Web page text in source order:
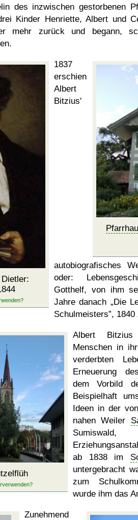
des inzwischen gestorbenen
Kinder Henriette, Albert und
mehr zurück und begann,
1837
erschien
Albert
Bitzius'
autobiografisches
oder:
Gotthelf, von ihm
Jahre danach
Die
Schulmeisters , 1840
Albert
Menschen in
verderbten
Erneuerung
dem Vorbild
Beispielhaft
Ideen in der
nahen Weiler
ab 1838 im
untergebracht
zum
wurde ihm das
Zunehmend